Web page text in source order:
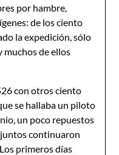
por hambre,
de los ciento
la expedición, sólo
muchos de ellos
con otros ciento
se hallaba un piloto
un poco repuestos
continuaron
primeros días